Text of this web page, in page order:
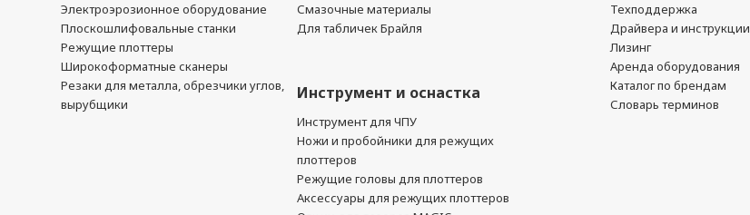
Электроэрозионное оборудование
Плоскошлифовальные станки
Режущие плоттеры
Широкоформатные сканеры
Резаки для металла, обрезчики углов,
вырубщики
Смазочные материалы
Для табличек Брайля
Инструмент и оснастка
Инструмент для ЧПУ
Ножи и пробойники для режущих
плоттеров
Режущие головы для плоттеров
Аксессуары для режущих плоттеров
Техподдержка
Драйвера и инструкции
Лизинг
Аренда оборудования
Каталог по брендам
Словарь терминов